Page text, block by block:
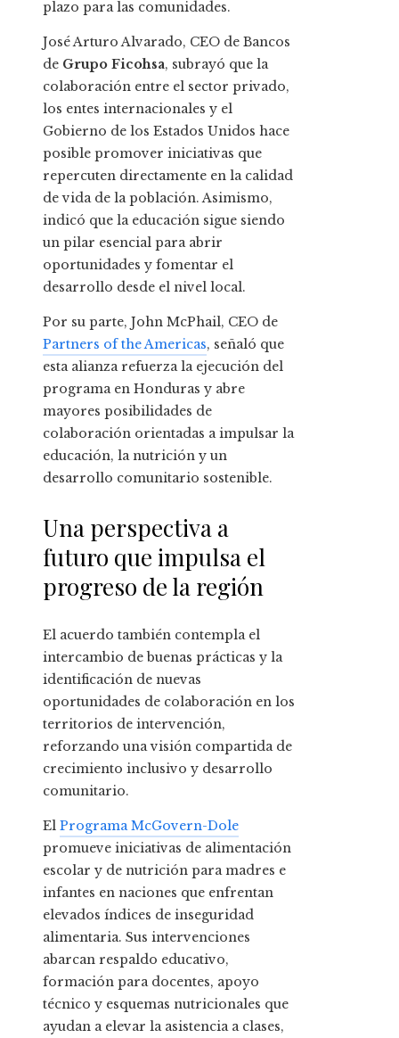
plazo para las comunidades.
José Arturo Alvarado, CEO de Bancos
de Grupo Ficohsa, subrayó que la
colaboración entre el sector privado,
los entes internacionales y el
Gobierno de los Estados Unidos hace
posible promover iniciativas que
repercuten directamente en la calidad
de vida de la población. Asimismo,
indicó que la educación sigue siendo
un pilar esencial para abrir
oportunidades y fomentar el
desarrollo desde el nivel local.
Por su parte, John McPhail, CEO de
Partners of the Americas, señaló que
esta alianza refuerza la ejecución del
programa en Honduras y abre
mayores posibilidades de
colaboración orientadas a impulsar la
educación, la nutrición y un
desarrollo comunitario sostenible.
Una perspectiva a
futuro que impulsa el
progreso de la región
El acuerdo también contempla el
intercambio de buenas prácticas y la
identificación de nuevas
oportunidades de colaboración en los
territorios de intervención,
reforzando una visión compartida de
crecimiento inclusivo y desarrollo
comunitario.
El Programa McGovern-Dole
promueve iniciativas de alimentación
escolar y de nutrición para madres e
infantes en naciones que enfrentan
elevados índices de inseguridad
alimentaria. Sus intervenciones
abarcan respaldo educativo,
formación para docentes, apoyo
técnico y esquemas nutricionales que
ayudan a elevar la asistencia a clases,